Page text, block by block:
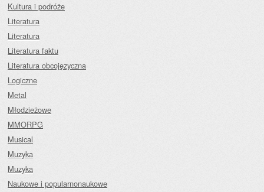
Kultura i podróże
Literatura
Literatura
Literatura faktu
Literatura obcojęzyczna
Logiczne
Metal
Młodzieżowe
MMORPG
Musical
Muzyka
Muzyka
Naukowe i popularnonaukowe